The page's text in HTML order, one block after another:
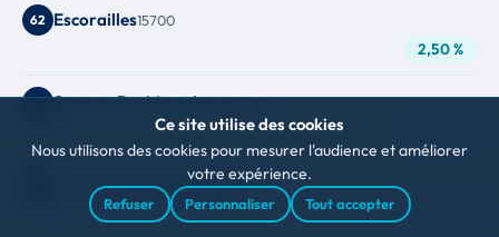
62 Escorailles15700
2,50 %
63 Sansac-De-Marmiesse15130
La Chapelle-D'alagnon15300
Ce site utilise des cookies
Nous utilisons des cookies pour mesurer l'audience et améliorer
votre expérience.
Refuser Personnaliser Tout accepter